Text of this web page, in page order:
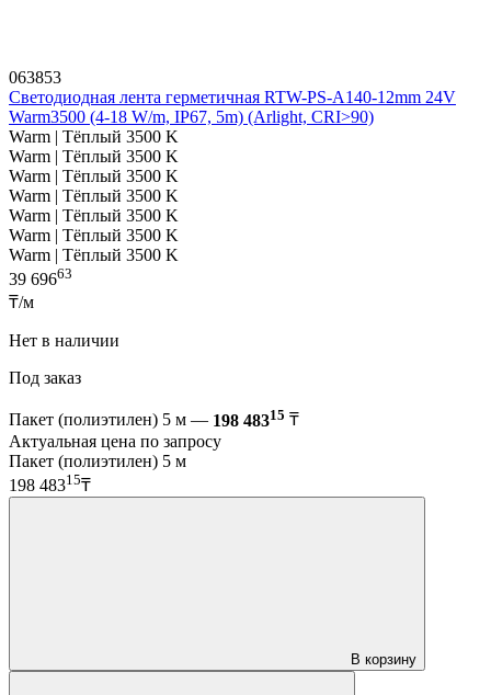
063853
Светодиодная лента герметичная RTW-PS-A140-12mm 24V
Warm3500 (4-18 W/m, IP67, 5m) (Arlight, CRI>90)
Warm | Тёплый 3500 K
Warm | Тёплый 3500 K
Warm | Тёплый 3500 K
Warm | Тёплый 3500 K
Warm | Тёплый 3500 K
Warm | Тёплый 3500 K
Warm | Тёплый 3500 K
39 69663
₸/м
Нет в наличии
Под заказ
Пакет (полиэтилен) 5 м — 198 48315 ₸
Актуальная цена по запросу
Пакет (полиэтилен) 5 м
198 48315₸
В корзину